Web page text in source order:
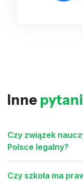
Inne
Czy związek
Polsce legalny?
Czy szkoła ma